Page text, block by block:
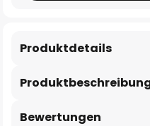
Produktdetails
Bewertungen